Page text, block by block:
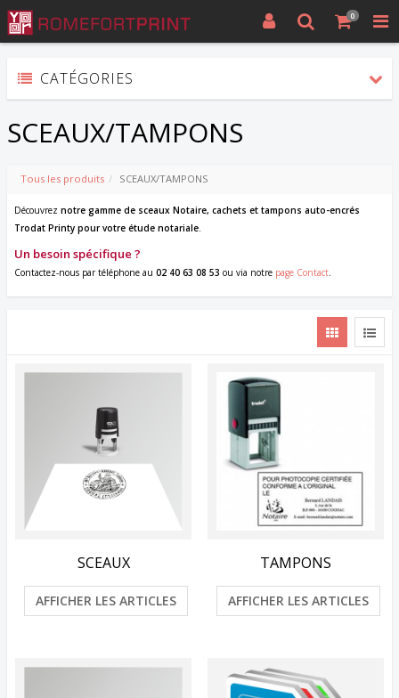
0
CATÉGORIES
SCEAUX/TAMPONS
Tous les produits SCEAUX/TAMPONS
Découvrez notre gamme de sceaux Notaire, cachets et tampons auto-encrés
Trodat Printy pour votre étude notariale.
Un besoin spécifique ?
Contactez-nous par téléphone au 02 40 63 08 53 ou via notre page Contact.
SCEAUX
AFFICHER LES ARTICLES
TAMPONS
AFFICHER LES ARTICLES